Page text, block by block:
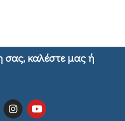
σας, καλέστε μας ή